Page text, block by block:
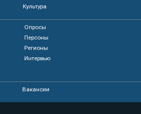
Культура
Опросы
Персоны
Регионы
Интервью
Вакансии